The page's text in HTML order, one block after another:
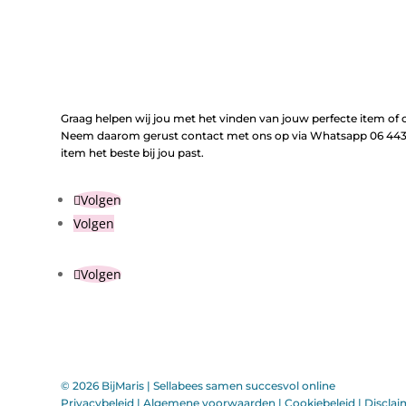
Graag helpen wij jou met het vinden van jouw perfecte item of
Neem daarom gerust contact met ons op via Whatsapp 06
item het beste bij jou past.
Volgen
Volgen
Volgen
© 2026 BijMaris |Sellabees samen succesvol online
Privacybeleid |Algemene voorwaarden |Cookiebeleid |